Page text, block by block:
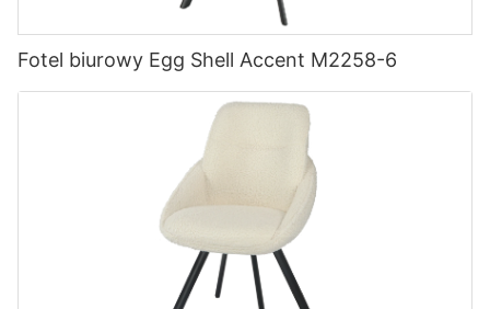
Fotel biurowy Egg Shell Accent M2258-6